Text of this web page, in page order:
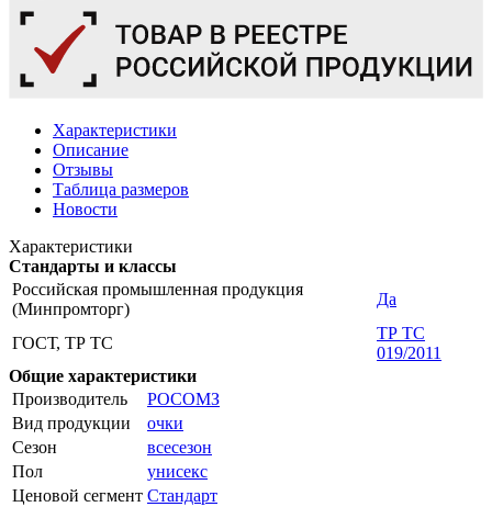
Характеристики
Описание
Отзывы
Таблица размеров
Новости
Характеристики
Стандарты и классы
Российская промышленная продукция
(Минпромторг)
Да
ГОСТ, ТР ТС
ТР ТС
019/2011
Общие характеристики
Производитель
РОСОМЗ
Вид продукции
очки
Сезон
всесезон
Пол
унисекс
Ценовой сегмент Стандарт